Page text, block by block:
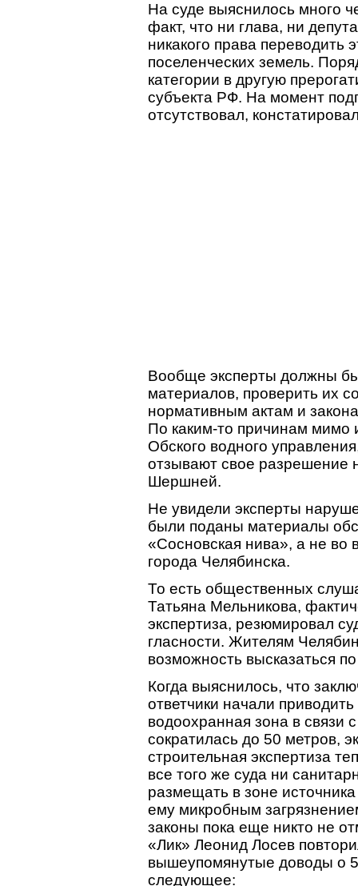
На суде выяснилось много
факт, что ни глава, ни
никакого права переводить
поселенческих земель.
категории в другую
субъекта РФ. На момент
отсутствовал,
Вообще эксперты должны
материалов, проверить их
нормативным актам и
По каким-то причинам мимо
Обского водного
отзывают свое разрешение
Шершней.
Не увидели эксперты
были поданы материалы
«Сосновская нива», а не
города Челябинска.
То есть общественных
Татьяна Мельникова,
экспертиза, резюмировал
гласности. Жителям
возможность высказаться
Когда выяснилось, что
ответчики начали
водоохранная зона в связи
сократилась до 50 метров,
строительная экспертиза
все того же суда ни
размещать в зоне
ему микробным
законы пока еще никто не
«Лик» Леонид Лосев
вышеупомянутые доводы о
следующее: